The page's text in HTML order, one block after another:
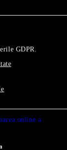
GDPR.